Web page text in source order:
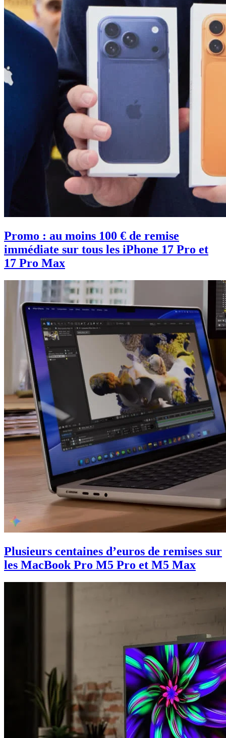
Promo : au moins 100 € de remise
immédiate sur tous les iPhone 17 Pro et
17 Pro Max
Plusieurs centaines d’euros de remises sur
les MacBook Pro M5 Pro et M5 Max